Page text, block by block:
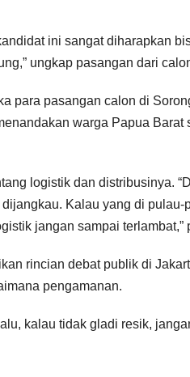
ini sangat diharapkan
ungkap pasangan dari
para pasangan calon di
warga Papua Barat
logistik dan distribusinya.
Kalau yang di pulau-
jangan sampai terlambat,”
rincian debat publik di
pengamanan.
kalau tidak gladi resik,